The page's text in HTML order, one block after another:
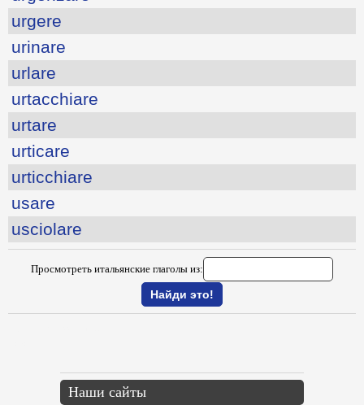
urgere
urinare
urlare
urtacchiare
urtare
urticare
urticchiare
usare
usciolare
Просмотреть итальянские глаголы из:
Наши сайты